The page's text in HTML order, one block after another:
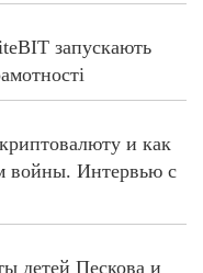
запускають
и как
войны. Интервью с
детей Пескова и